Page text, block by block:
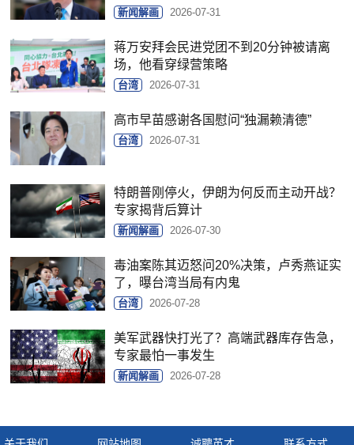
新闻解画 2026-07-31
蒋万安拜会民进党团不到20分钟被请离
场，他看穿绿营策略
台湾 2026-07-31
高市早苗感谢各国慰问“独漏赖清德”
台湾 2026-07-31
特朗普刚停火，伊朗为何反而主动开战？
专家揭背后算计
新闻解画 2026-07-30
毒油案陈其迈怒问20%决策，卢秀燕证实
了，曝台湾当局有内鬼
台湾 2026-07-28
美军武器快打光了？高端武器库存告急，
专家最怕一事发生
新闻解画 2026-07-28